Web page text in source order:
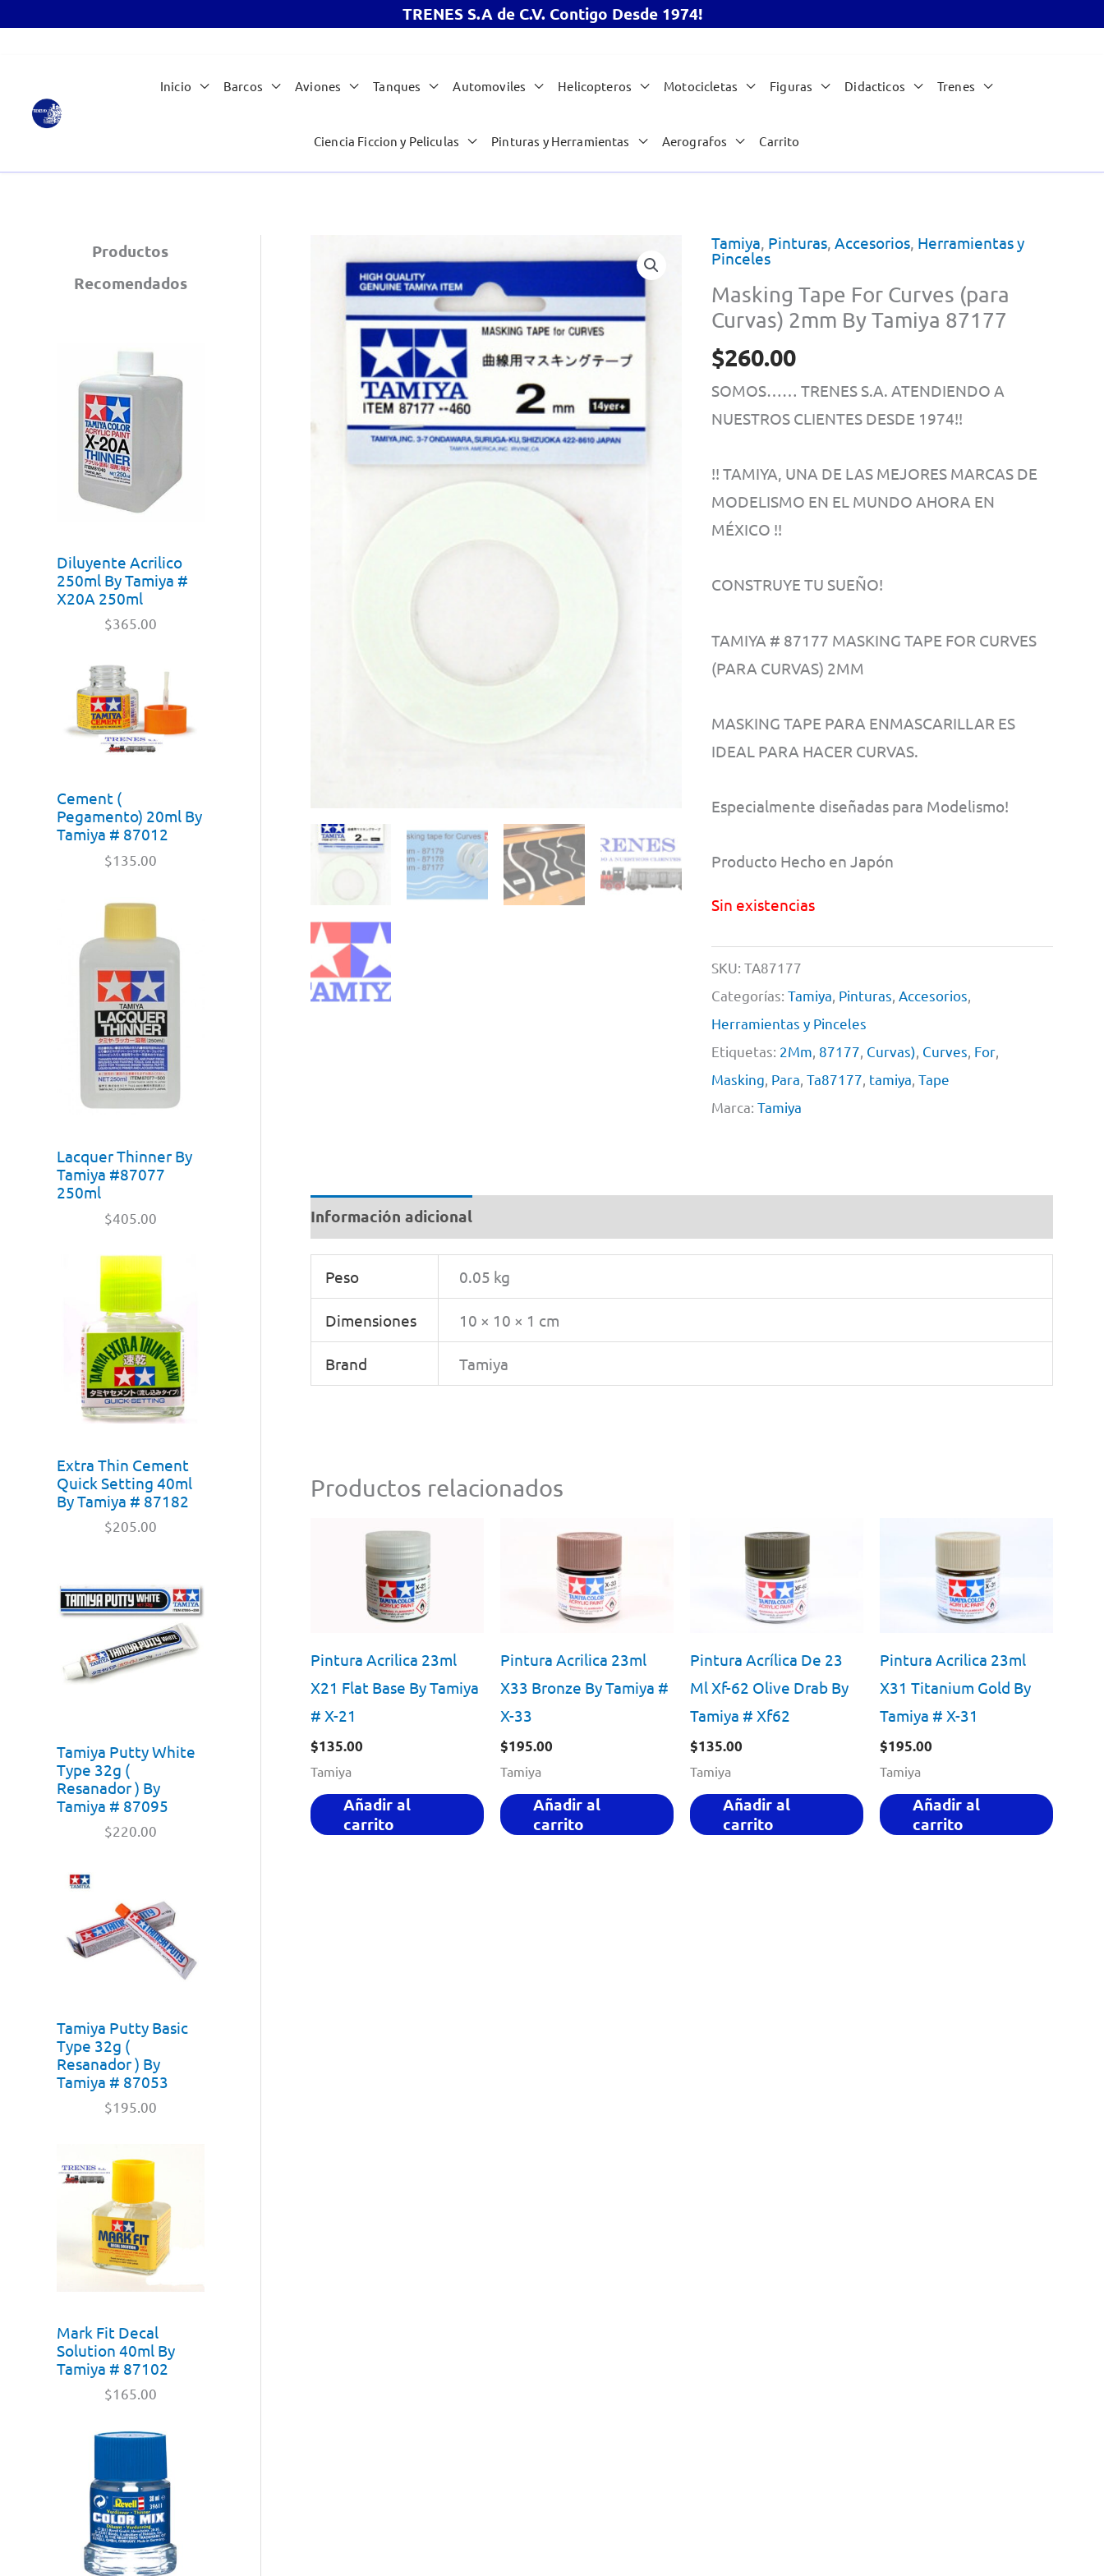
TRENES S.A de C.V. Contigo Desde 1974!
contenido
Inicio Barcos Aviones Tanques Automoviles Helicopteros Motocicletas Figuras Didacticos Trenes
Ciencia Ficcion y Peliculas Pinturas y Herramientas Aerografos Carrito
Productos
Recomendados
Diluyente Acrilico
250ml By Tamiya #
X20A 250ml
$365.00
Cement (
Pegamento) 20ml By
Tamiya # 87012
$135.00
Lacquer Thinner By
Tamiya #87077
250ml
$405.00
Extra Thin Cement
Quick Setting 40ml
By Tamiya # 87182
$205.00
Tamiya Putty White
Type 32g (
Resanador ) By
Tamiya # 87095
$220.00
Tamiya Putty Basic
Type 32g (
Resanador ) By
Tamiya # 87053
$195.00
Mark Fit Decal
Solution 40ml By
Tamiya # 87102
$165.00
Tamiya, Pinturas, Accesorios, Herramientas y
Pinceles
Masking Tape For Curves (para
Curvas) 2mm By Tamiya 87177
$260.00
SOMOS…… TRENES S.A. ATENDIENDO A
NUESTROS CLIENTES DESDE 1974!!
!! TAMIYA, UNA DE LAS MEJORES MARCAS DE
MODELISMO EN EL MUNDO AHORA EN
MÉXICO !!
CONSTRUYE TU SUEÑO!
TAMIYA # 87177 MASKING TAPE FOR CURVES
(PARA CURVAS) 2MM
MASKING TAPE PARA ENMASCARILLAR ES
IDEAL PARA HACER CURVAS.
Especialmente diseñadas para Modelismo!
Producto Hecho en Japón
Sin existencias
SKU: TA87177
Categorías: Tamiya, Pinturas, Accesorios,
Herramientas y Pinceles
Etiquetas: 2Mm, 87177, Curvas), Curves, For,
Masking, Para, Ta87177, tamiya, Tape
Marca: Tamiya
Información adicional
Peso 0.05 kg
Dimensiones 10 × 10 × 1 cm
Brand Tamiya
Productos relacionados
Pintura Acrilica 23ml
X21 Flat Base By Tamiya
# X-21
$135.00
Tamiya
Añadir al
carrito
Pintura Acrilica 23ml
X33 Bronze By Tamiya #
X-33
$195.00
Tamiya
Añadir al
carrito
Pintura Acrílica De 23
Ml Xf-62 Olive Drab By
Tamiya # Xf62
$135.00
Tamiya
Añadir al
carrito
Pintura Acrilica 23ml
X31 Titanium Gold By
Tamiya # X-31
$195.00
Tamiya
Añadir al
carrito